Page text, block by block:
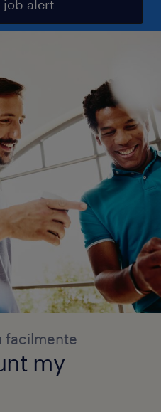
job alert
facilmente
my